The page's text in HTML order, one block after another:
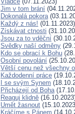
Jim v tom brání
Dokonalá pokora
Každý z nás! (01.11.2023)
Získávat ctnosti
Jsou za to vděční
Svědky naší odměny
Kdo se obrací k Bohu
Osobní povolání
Větší cenu než všechny
Každodenní práce
I se svým Synem
Přicházejí od Boha
Reaguj klidně
Umět žasnout
Kráčíme s Pánem